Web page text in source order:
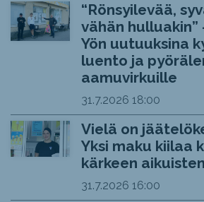
“Rönsyilevää,
vähän
Yön uutuuksina
luento ja
aamuvirkuille
31.7.2026 18:00
Vielä on
Yksi maku kiilaa
kärkeen
31.7.2026 16:00